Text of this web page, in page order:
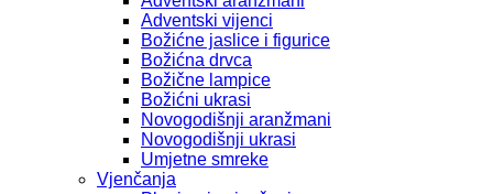
Adventski vijenci
Božićne jaslice i figurice
Božićna drvca
Božične lampice
Božićni ukrasi
Novogodišnji aranžmani
Novogodišnji ukrasi
Umjetne smreke
Vjenčanja